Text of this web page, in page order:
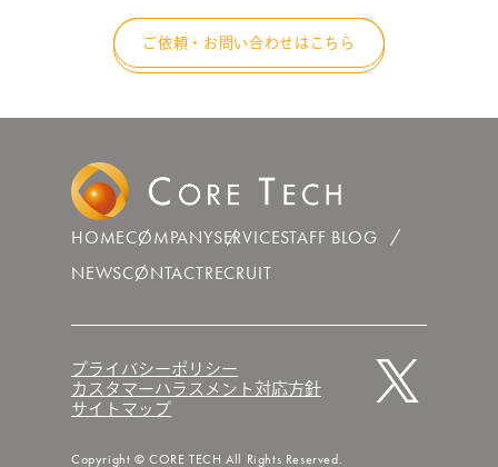
ご依頼・お問い合わせはこちら
HOMECOMPANYSERVICESTAFF BLOG
NEWSCONTACTRECRUIT
プライバシーポリシー
カスタマーハラスメント対応方針
サイトマップ
Copyright © CORE TECH All Rights Reserved.